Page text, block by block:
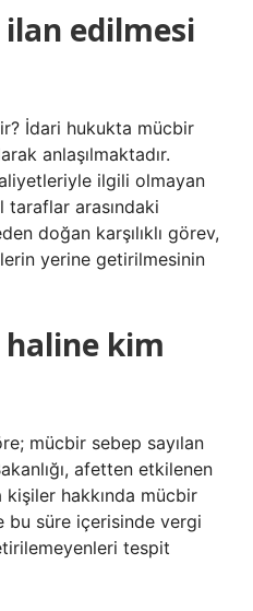
edilmesi
İdari hukukta mücbir
anlaşılmaktadır.
ilgili olmayan
taraflar arasındaki
doğan karşılıklı görev,
yerine getirilmesinin
kim
mücbir sebep sayılan
afetten etkilenen
hakkında mücbir
bu süre içerisinde vergi
tespit